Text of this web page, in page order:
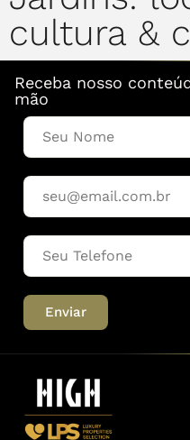
cultura &
Receba nosso
mão
Enviar